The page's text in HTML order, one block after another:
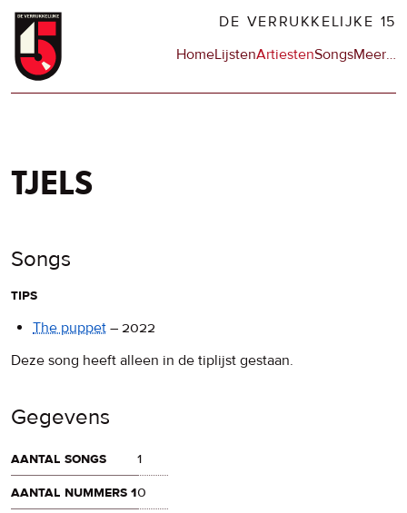
Overslaan
naar
DE VERRUKKELIJKE 15
Hoofdnavigatie
HomeLijstenArtiestenSongsMeerop
…
tjels
Songs
tips
The puppet – 2022
Deze song heeft alleen in de tiplijst gestaan.
Gegevens
aantal songs
1
aantal nummers 10